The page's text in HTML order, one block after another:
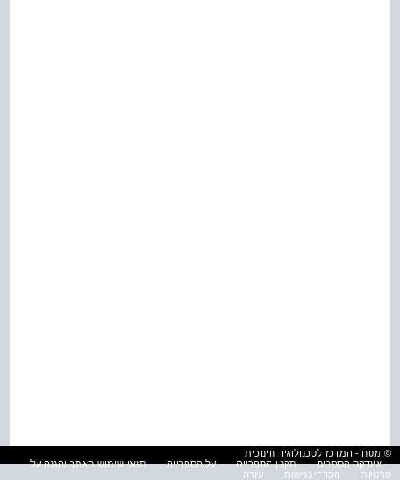
© מטח - המרכז לטכנולוגיה חינוכית
אינדקס הספרים
תקנון הספרייה על הספרייה
תנאי שימוש באתר והגנה על
פרטיות
הסדרי נגישות עזרה